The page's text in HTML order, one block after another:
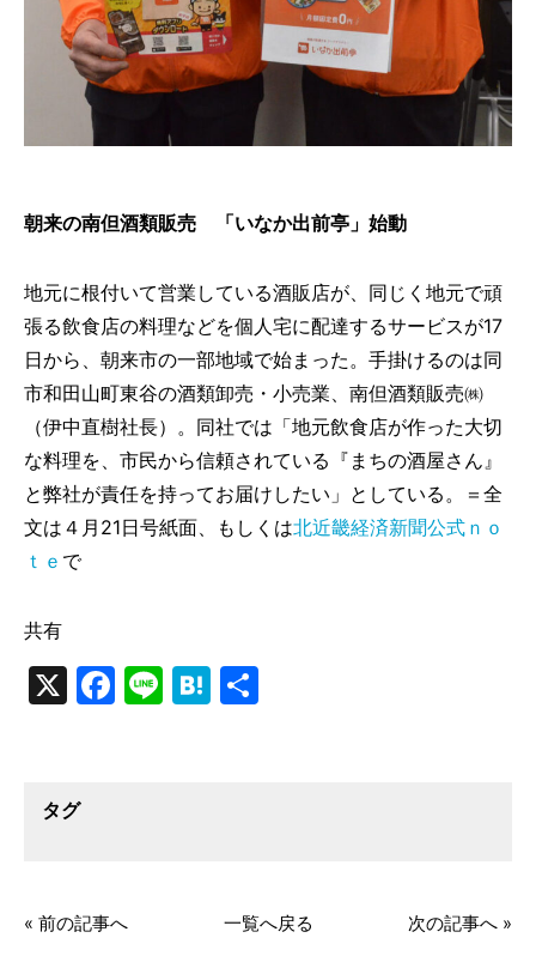
朝来の南但酒類販売 「いなか出前亭」始動
地元に根付いて営業している酒販店が、同じく地元で頑
張る飲食店の料理などを個人宅に配達するサービスが17
日から、朝来市の一部地域で始まった。手掛けるのは同
市和田山町東谷の酒類卸売・小売業、南但酒類販売㈱
（伊中直樹社長）。同社では「地元飲食店が作った大切
な料理を、市民から信頼されている『まちの酒屋さん』
と弊社が責任を持ってお届けしたい」としている。＝全
文は４月21日号紙面、もしくは北近畿経済新聞公式ｎｏ
ｔｅ で
共有
X Facebook
LineHatena
タグ
« 前の記事へ 一覧へ戻る 次の記事へ »